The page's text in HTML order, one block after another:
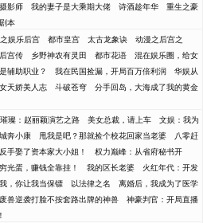
影师 我的妻子是大乘期大佬 诗酒趁年华
重生之豪
本
娱乐后宫 都市皇宫 太古龙象诀
动漫之后宫之
宫传 乡野神农有灵田 都市花语
混在娱乐圈，给女
辅助职业？ 我在民国捡漏，开局百万倍利润
华娱从
天娇美人志 斗破苍穹
分手回岛，大海成了我的黄金
璨：赵丽颖演艺之路 美女总裁，请上车
文娱：我为
奔小康 甩我是吧？那就捡个校花回家当老婆
八零赶
手娶了资本家大小姐！
权力巅峰：从省府秘书开
光蛋，赚钱全靠挂！ 我的区长老婆
火红年代：开发
，你让我当保镖 以法律之名
离婚后，我成为了医学
废兽逆袭打脸不按套路出牌的神兽
神豪判官：开局直播